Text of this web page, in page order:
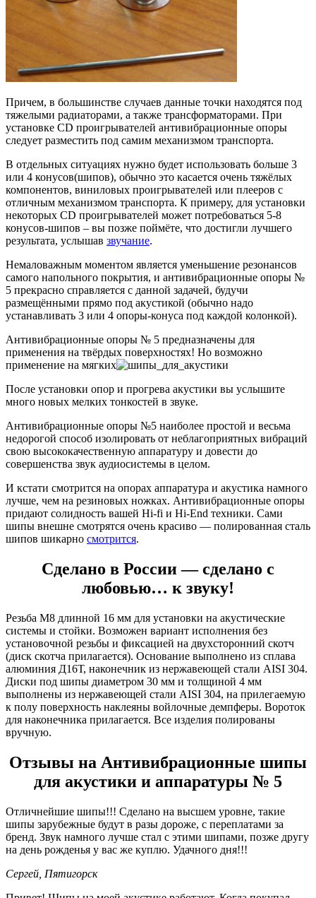
Причем, в большинстве случаев данные точки находятся под
тяжелыми радиаторами, а также трансформаторами. При
установке CD проигрывателей антивибрационные опоры
следует разместить под самим механизмом транспорта.
В отдельных ситуациях нужно будет использовать больше 3
или 4 конусов(шипов), обычно это касается очень тяжёлых
компонентов, виниловых проигрывателей или плееров с
отличным механизмом транспорта. К примеру, для установки
некоторых CD проигрывателей может потребоваться 5-8
конусов-шипов – вы позже поймёте, что достигли лучшего
результата, услышав звучание.
Немаловажным моментом является уменьшение резонансов
самого напольного покрытия, и антивибрационные опоры №
5 прекрасно справляется с данной задачей, будучи
размещёнными прямо под акустикой (обычно надо
устанавливать 3 или 4 опоры-конуса под каждой колонкой).
Антивибрационные опоры № 5 предназначены для
применения на твёрдых поверхностях! Но возможно
применение на мягких
После установки опор и прогрева акустики вы услышите
много новых мелких тонкостей в звуке.
Антивибрационные опоры №5 наиболее простой и весьма
недорогой способ изолировать от неблагоприятных вибраций
свою высококачественную аппаратуру и довести до
совершенства звук аудиосистемы в целом.
И кстати смотрится на опорах аппаратура и акустика намного
лучше, чем на резиновых ножках. Антивибрационные опоры
придают солидность вашей Hi-fi и Hi-End техники. Сами
шипы внешне смотрятся очень красиво — полированная сталь
шипов шикарно смотрится.
Сделано в России — сделано с
любовью… к звуку!
Резьба М8 длинной 16 мм для установки на акустические
системы и стойки. Возможен вариант исполнения без
установочной резьбы и фиксацией на двухсторонний скотч
(диск скотча прилагается). Основание выполнено из сплава
алюминия Д16Т, наконечник из нержавеющей стали AISI 304.
Диски под шипы диаметром 30 мм и толщиной 4 мм
выполнены из нержавеющей стали AISI 304, на прилегаемую
к полу поверхность наклеяны войлочные демпферы. Вороток
для наконечника прилагается. Все изделия полированы
вручную.
Отзывы на Антивибрационные шипы
для акустики и аппаратуры № 5
Отличнейшие шипы!!! Сделано на высшем уровне, такие
шипы зарубежные будут в разы дороже, с переплатами за
бренд. Звук намного лучше стал с этими шипами, позже другу
на день рожденья у вас же куплю. Удачного дня!!!
Сергей, Пятигорск